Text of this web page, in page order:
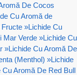
De Cocos
Cu Aromă de
Fructe »Lichide Cu
Mar Verde »Lichide Cu
»Lichide Cu Aromă De
(Menthol) »Lichide
Cu Aromă De Red Bull